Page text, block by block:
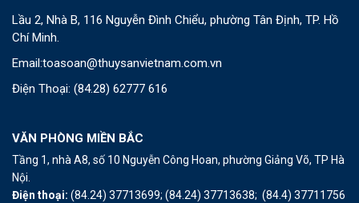
Lầu 2, Nhà B, 116 Nguyễn Đình Chiểu, phường Tân Định, TP. Hồ
Chí Minh.
Email:toasoan@thuysanvietnam.com.vn
Điện Thoại: (84.28) 62777 616
VĂN PHÒNG MIỀN BẮC
Tầng 1, nhà A8, số 10 Nguyễn Công Hoan, phường Giảng Võ, TP Hà
Nội.
Điện thoại: (84.24) 37713699; (84.24) 37713638; (84.4) 37711756